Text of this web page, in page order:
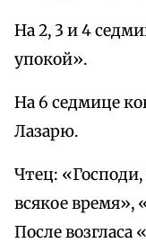
На 2, 3 и 4
упокой».
На 6 седмице
Лазарю.
Чтец:
всякое
После